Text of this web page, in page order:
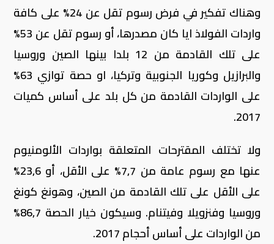
وهناك تفكير في فرض رسوم تقل عن 24% على كافة
واردات الفولاذ ايا كان مصدرها، أو رسوم تقل عن 53%
على تلك القادمة من 12 بلدا بينها الصين وروسيا
والبرازيل وكوريا الجنوبية وتركيا، او حصة توازي 63%
على الواردات القادمة من كل بلد على أساس كميات
2017.
ولا تختلف المقترحات المتعلقة بواردات الألومنيوم
عنها مع رسوم عامة من 7,7% على الأقل، أو 23,6%
على الأقل على تلك القادمة من الصين، وهونغ كونغ
وروسيا وفنزويلا وفيتنام. وسيكون خيار الحصة 86,7%
من الواردات على أساس أحجام 2017.